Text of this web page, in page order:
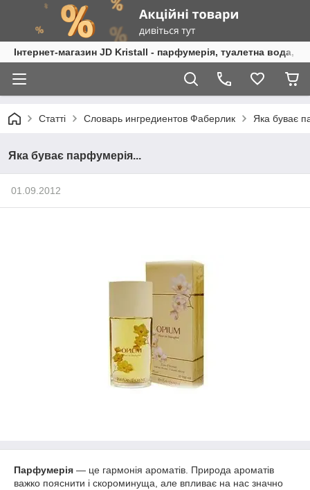
Інтернет-магазин JD Kristall - парфумерія, туалетна вода,
Статті Словарь ингредиентов Фаберлик Яка буває
Яка буває парфумерія...
01.09.2012
Парфумерія — це гармонія ароматів. Природа ароматів
важко пояснити і скороминуща, але впливає на нас значно